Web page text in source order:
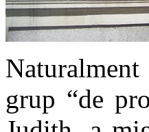
grup “de